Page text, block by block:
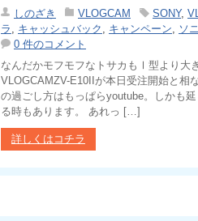
しのざき VLOGCAM SONY,
ラ
キャッシュバック キャンペーン ソ
0 件のコメント
なんだかモフモフなトサカもⅠ型より大
VLOGCAMZV-E10IIが本日受注開始と相
の過ごし方はもっぱらyoutube。しかも
る時もあります。 あれっ […]
詳しくはコチラ